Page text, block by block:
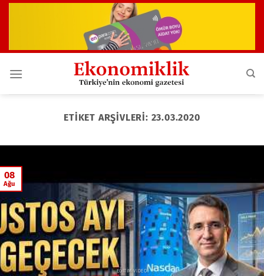
ETIKET ARŞIVLERI: 23.03.2020
EĞITIM VIDEO
08
Ağu